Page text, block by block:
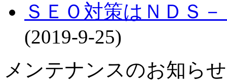
ＳＥＯ対策はＮＤＳ
(2019-9-25)
メンテナンスのお知ら